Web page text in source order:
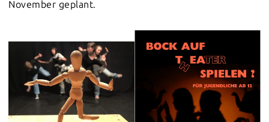
November geplant.